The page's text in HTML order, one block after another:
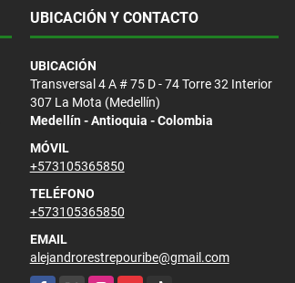
UBICACIÓN Y CONTACTO
UBICACIÓN
Transversal 4 A # 75 D - 74 Torre 32 Interior
307 La Mota (Medellín)
Medellín - Antioquia - Colombia
MÓVIL
+573105365850
TELÉFONO
+573105365850
EMAIL
alejandrorestrepouribe@gmail.com